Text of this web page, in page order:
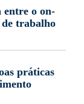
entre o on-
trabalho
práticas